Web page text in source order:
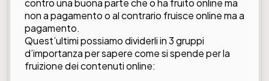
contro una buona parte che o ha fruito online ma
non a pagamento o al contrario fruisce online ma a
pagamento.
Quest’ultimi possiamo dividerli in 3 gruppi
d’importanza per sapere come si spende per la
fruizione dei contenuti online: